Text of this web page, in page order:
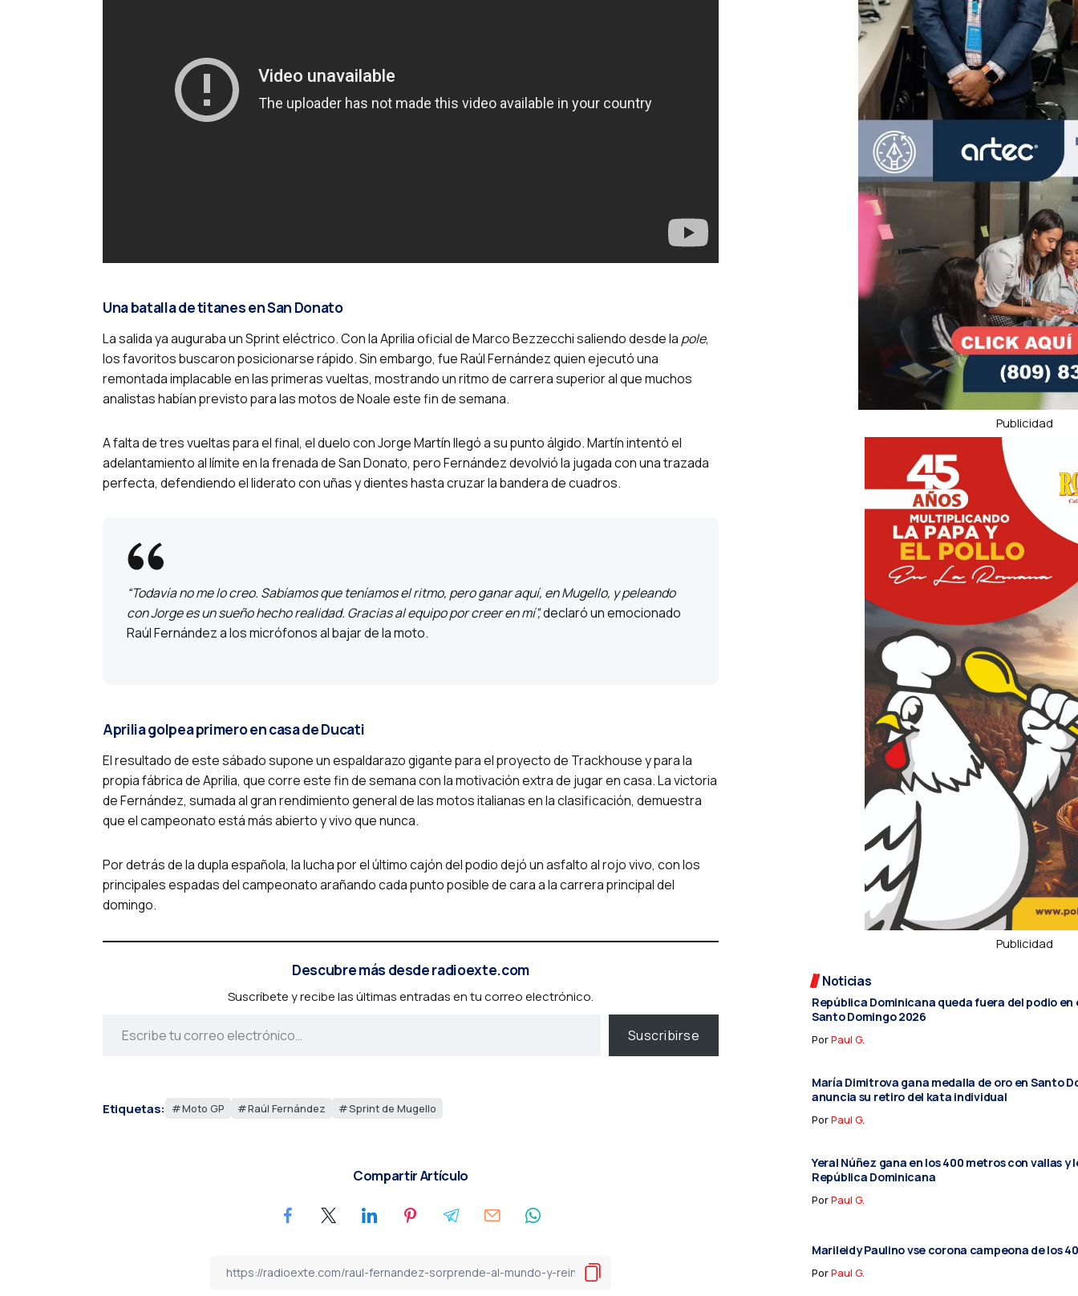
Una batalla de titanes en San Donato
La salida ya auguraba un Sprint eléctrico. Con la Aprilia oficial de Marco Bezzecchi saliendo desde la pole,
los favoritos buscaron posicionarse rápido. Sin embargo, fue Raúl Fernández quien ejecutó una
remontada implacable en las primeras vueltas, mostrando un ritmo de carrera superior al que muchos
analistas habían previsto para las motos de Noale este fin de semana.
A falta de tres vueltas para el final, el duelo con Jorge Martín llegó a su punto álgido. Martín intentó el
adelantamiento al límite en la frenada de San Donato, pero Fernández devolvió la jugada con una trazada
perfecta, defendiendo el liderato con uñas y dientes hasta cruzar la bandera de cuadros.
“Todavía no me lo creo. Sabíamos que teníamos el ritmo, pero ganar aquí, en Mugello, y peleando
con Jorge es un sueño hecho realidad. Gracias al equipo por creer en mí”,declaró un emocionado
Raúl Fernández a los micrófonos al bajar de la moto.
Aprilia golpea primero en casa de Ducati
El resultado de este sábado supone un espaldarazo gigante para el proyecto de Trackhouse y para la
propia fábrica de Aprilia, que corre este fin de semana con la motivación extra de jugar en casa. La victoria
de Fernández, sumada al gran rendimiento general de las motos italianas en la clasificación, demuestra
que el campeonato está más abierto y vivo que nunca.
Por detrás de la dupla española, la lucha por el último cajón del podio dejó un asfalto al rojo vivo, con los
principales espadas del campeonato arañando cada punto posible de cara a la carrera principal del
domingo.
Descubre más desde radioexte.com
Suscríbete y recibe las últimas entradas en tu correo electrónico.
Suscribirse
Etiquetas: Moto GP Raúl Fernández Sprint de Mugello
Compartir Artículo
Publicidad
Publicidad
Noticias
República Dominicana queda fuera del podio en
Santo Domingo 2026
PorPaul G.
María Dimitrova gana medalla de oro en Santo
anuncia su retiro del kata individual
PorPaul G.
Yeral Núñez gana en los 400 metros con vallas y
República Dominicana
PorPaul G.
Marileidy Paulino vse corona campeona de los
PorPaul G.